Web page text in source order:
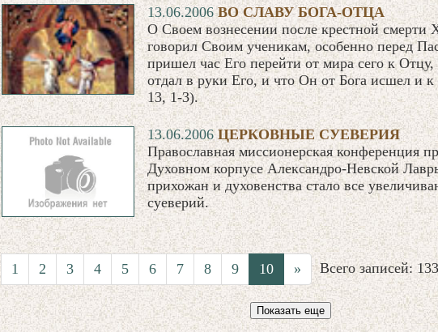
13.06.2006ВО СЛАВУ БОГА-ОТЦА
О Своем вознесении после крестной смерти
говорил Своим ученикам, особенно перед
пришел час Его перейти от мира сего к Отцу,
отдал в руки Его, и что Он от Бога исшел и
13, 1-3).
13.06.2006ЦЕРКОВНЫЕ СУЕВЕРИЯ
Православная миссионерская конференция
Духовном корпусе Александро-Невской
прихожан и духовенства стало все
суеверий.
Всего записей:
1 2 3 4 5 6 7 8 9 10 »
Показать еще